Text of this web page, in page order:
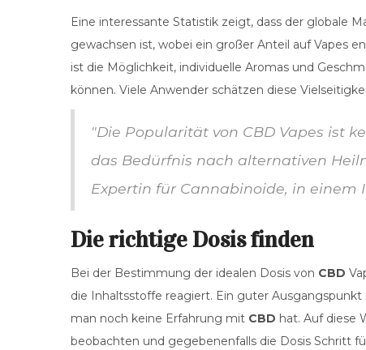
Eine interessante Statistik zeigt, dass der globale
gewachsen ist, wobei ein großer Anteil auf Vapes
ist die Möglichkeit, individuelle Aromas und
können. Viele Anwender schätzen diese
"Die Popularität von CBD Vapes ist
das Bedürfnis nach alternativen
Expertin für Cannabinoide, in einem
Die richtige Dosis finden
Bei der Bestimmung der idealen Dosis von CBD
die Inhaltsstoffe reagiert. Ein guter
man noch keine Erfahrung mit CBD hat. Auf diese
beobachten und gegebenenfalls die Dosis Schritt